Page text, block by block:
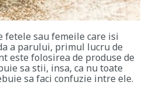
fetele sau femeile care isi
a parului, primul lucru de
este folosirea de produse de
sa stii, insa, ca nu toate
sa faci confuzie intre ele.